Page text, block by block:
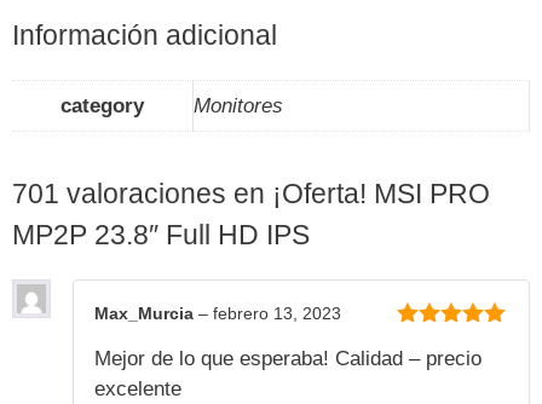
Información adicional
category Monitores
701 valoraciones en ¡Oferta! MSI PRO
MP2P 23.8″ Full HD IPS
Max_Murcia – febrero 13, 2023
Mejor de lo que esperaba! Calidad – precio
excelente